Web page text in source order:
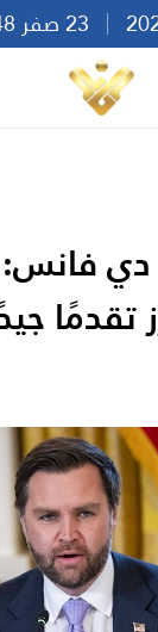
دي فانس:
تقدمًا